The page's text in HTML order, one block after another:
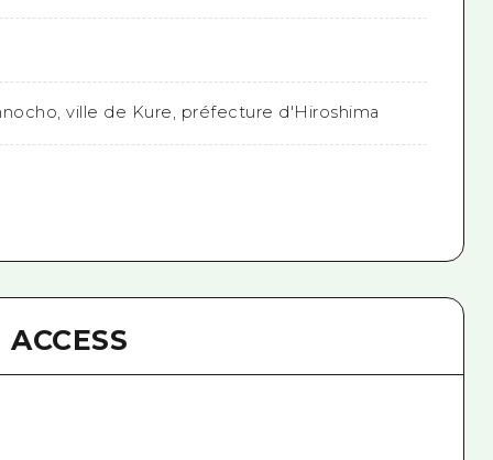
ville de Kure, préfecture d'Hiroshima
ACCESS